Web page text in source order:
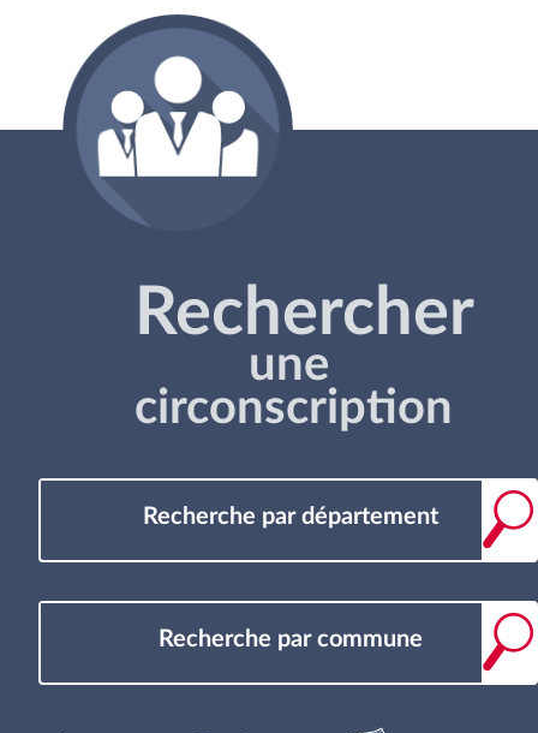
Rechercher
une
circonscription
Recherche par département
Recherche par commune